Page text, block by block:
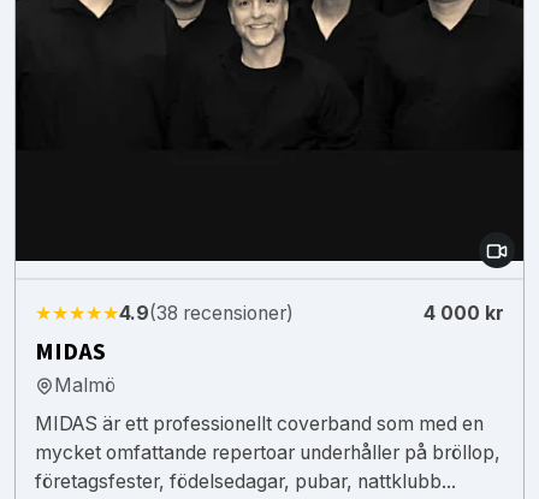
★★★★★4.9(38 recensioner) 4 000 kr
MIDAS
Malmö
MIDAS är ett professionellt coverband som med en
mycket omfattande repertoar underhåller på bröllop,
företagsfester, födelsedagar, pubar, nattklubb...